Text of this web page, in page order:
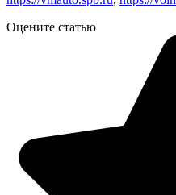
Оцените статью